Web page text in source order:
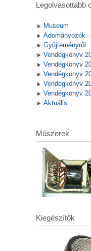
Legolvasottabb
Museum
Adományozók -
Gyűjteményről
Vendégkönyv
Vendégkönyv
Vendégkönyv
Vendégkönyv
Vendégkönyv
Aktuális
Műszerek
Kiegészítők